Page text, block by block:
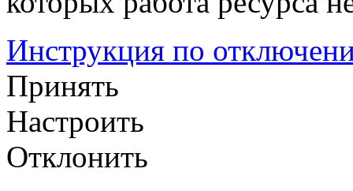
Инструкция по
Принять
Настроить
Отклонить